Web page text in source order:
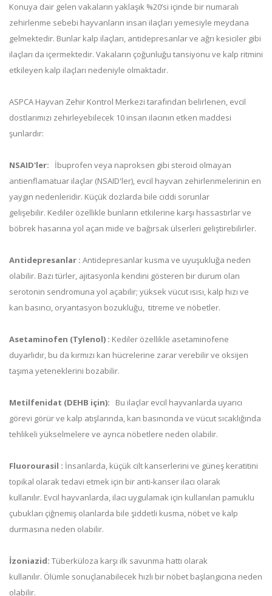
Konuya dair gelen vakaların yaklaşık %20’si içinde bir numaralı
zehirlenme sebebi hayvanların insan ilaçları yemesiyle meydana
gelmektedir. Bunlar kalp ilaçları, antidepresanlar ve ağrı kesiciler gibi
ilaçları da içermektedir. Vakaların çoğunluğu tansiyonu ve kalp ritmini
etkileyen kalp ilaçları nedeniyle olmaktadır.
ASPCA Hayvan Zehir Kontrol Merkezi tarafından belirlenen, evcil
dostlarımızı zehirleyebilecek 10 insan ilacının etken maddesi
şunlardır:
NSAID'ler:
İbuprofen veya naproksen gibi steroid olmayan
antienflamatuar ilaçlar (NSAID'ler), evcil hayvan zehirlenmelerinin en
yaygın nedenleridir. Küçük dozlarda bile ciddi sorunlar
gelişebilir. Kediler özellikle bunların etkilerine karşı hassastırlar ve
böbrek hasarına yol açan mide ve bağırsak ülserleri geliştirebilirler.
Antidepresanlar : Antidepresanlar kusma ve uyuşukluğa neden
olabilir. Bazı türler, ajitasyonla kendini gösteren bir durum olan
serotonin sendromuna yol açabilir; yüksek vücut ısısı, kalp hızı ve
kan basıncı, oryantasyon bozukluğu, titreme ve nöbetler.
Asetaminofen (Tylenol) : Kediler özellikle asetaminofene
duyarlıdır, bu da kırmızı kan hücrelerine zarar verebilir ve oksijen
taşıma yeteneklerini bozabilir.
Metilfenidat (DEHB için): Bu ilaçlar evcil hayvanlarda uyarıcı
görevi görür ve kalp atışlarında, kan basıncında ve vücut sıcaklığında
tehlikeli yükselmelere ve ayrıca nöbetlere neden olabilir.
Fluorourasil : İnsanlarda, küçük cilt kanserlerini ve güneş keratitini
topikal olarak tedavi etmek için bir anti-kanser ilacı olarak
kullanılır. Evcil hayvanlarda, ilacı uygulamak için kullanılan pamuklu
çubukları çiğnemiş olanlarda bile şiddetli kusma, nöbet ve kalp
durmasına neden olabilir.
İzoniazid: Tüberküloza karşı ilk savunma hattı olarak
kullanılır. Ölümle sonuçlanabilecek hızlı bir nöbet başlangıcına neden
olabilir.